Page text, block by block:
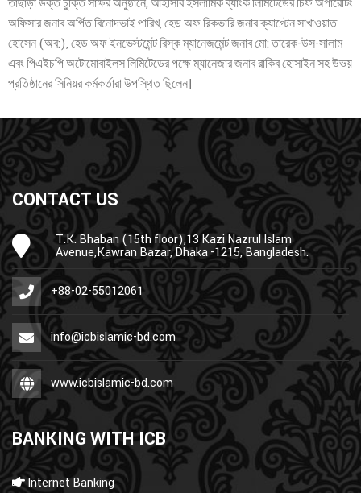
তাছাড়া উক্ত চুক্তি সাক্ষর অনুষ্ঠানে, আইসিবি ইসলামিক ব্যাংক লিমিটেডের চিফ অপারেটিং
অফিসার জনাব অর্পিত বিনোদভাই পারিখ, হেড অফ রিকভারি জনাব ক্যাপ্টেন সাখাওয়াত
হোসেন (অব:), হেড অফ ইনভেস্টমেন্ট রিস্ক ম্যানেজমেন্ট জনাব মো: তারেক-উস-সালাম
এবং পিএইচপি অটোমোবাইলস লিমিটেডের পক্ষে ম্যানেজার জনাব রাকিব হোসাইন সহ উভয়
প্রতিষ্ঠানের সিনিয়র কর্মকর্তারা উপস্থিত ছিলেন।
CONTACT US
T.K. Bhaban (15th floor),13 Kazi Nazrul Islam
Avenue,Kawran Bazar, Dhaka -1215, Bangladesh.
+88-02-55012061
info@icbislamic-bd.com
www.icbislamic-bd.com
BANKING WITH ICB
Internet Banking